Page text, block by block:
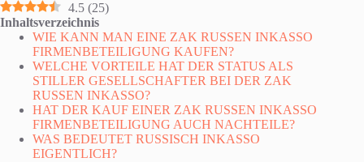
4.5 (25)
Inhaltsverzeichnis
WIE KANN MAN EINE ZAK RUSSEN INKASSO
FIRMENBETEILIGUNG KAUFEN?
WELCHE VORTEILE HAT DER STATUS ALS
STILLER GESELLSCHAFTER BEI DER ZAK
RUSSEN INKASSO?
HAT DER KAUF EINER ZAK RUSSEN INKASSO
FIRMENBETEILIGUNG AUCH NACHTEILE?
WAS BEDEUTET RUSSISCH INKASSO
EIGENTLICH?